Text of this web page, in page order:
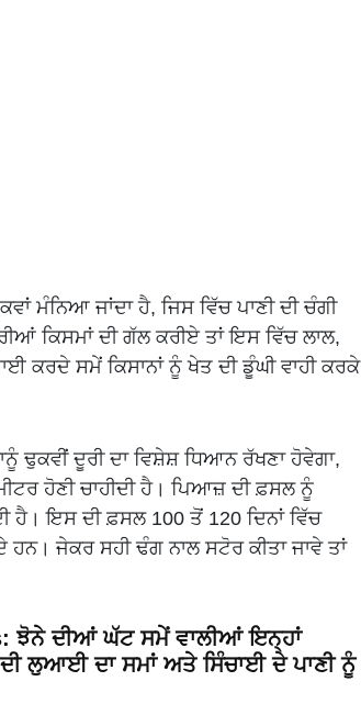
ਮੰਨਿਆ ਜਾਂਦਾ ਹੈ, ਜਿਸ ਵਿੱਚ ਪਾਣੀ ਦੀ ਚੰਗੀ
ਕਿਸਮਾਂ ਦੀ ਗੱਲ ਕਰੀਏ ਤਾਂ ਇਸ ਵਿੱਚ ਲਾਲ,
ਕਰਦੇ ਸਮੇਂ ਕਿਸਾਨਾਂ ਨੂੰ ਖੇਤ ਦੀ ਡੂੰਘੀ ਵਾਹੀ ਕਰਕੇ
ਦੂਰੀ ਦਾ ਵਿਸ਼ੇਸ਼ ਧਿਆਨ ਰੱਖਣਾ ਹੋਵੇਗਾ,
ਹੋਣੀ ਚਾਹੀਦੀ ਹੈ। ਪਿਆਜ਼ ਦੀ ਫ਼ਸਲ ਨੂੰ
ਹੈ। ਇਸ ਦੀ ਫ਼ਸਲ 100 ਤੋਂ 120 ਦਿਨਾਂ ਵਿੱਚ
ਜੇਕਰ ਸਹੀ ਢੰਗ ਨਾਲ ਸਟੋਰ ਕੀਤਾ ਜਾਵੇ ਤਾਂ
ਝੋਨੇ ਦੀਆਂ ਘੱਟ ਸਮੇਂ ਵਾਲੀਆਂ ਇਨ੍ਹਾਂ
ਲੁਆਈ ਦਾ ਸਮਾਂ ਅਤੇ ਸਿੰਚਾਈ ਦੇ ਪਾਣੀ ਨੂੰ